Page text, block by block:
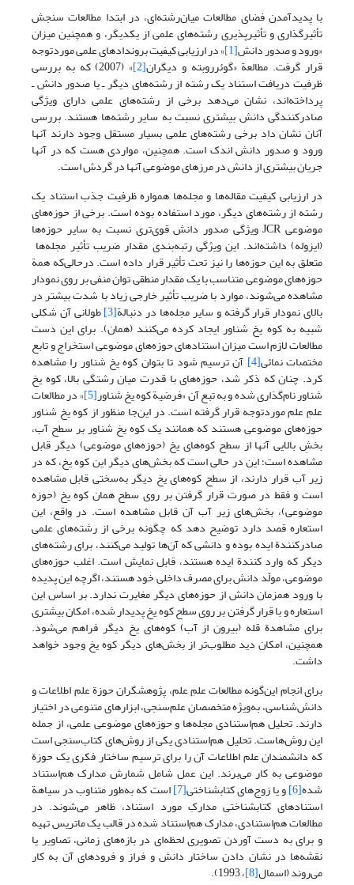
با پدیدآمدن فضای مطالعات میان‌رشته‌ای، در ابتدا مطالعات سنجش
تأثیرگذاری و تأثیرپذیری رشته‌های علمی از یکدیگر، و همچنین میزان
«ورود و صدور دانش[1] » در ارزیابی کیفیت بروندادهای علمی موردتوجه
قرار گرفت. مطالعة «گوئرروبته و دیگران[2] » (2007) که به بررسی
ظرفیت دریافت استناد یک رشته از رشته‌های دیگر ـ یا صدور دانش ـ
پرداخته‌اند، نشان می‌دهد برخی از رشته‌های علمی دارای ویژگی
صادرکنندگی دانش بیشتری نسبت به سایر رشته‌ها هستند. بررسی
آنان نشان داد برخی رشته‌های علمی بسیار مستقل وجود دارند آنها
ورود و صدور دانش اندک است. همچنین، مواردی هست که در آنها
جریان بیشتری از دانش در مرزهای موضوعی آنها در گردش است.
در ارزیابی کیفیت مقاله‌ها و مجله‌ها همواره ظرفیت جذب استناد یک
رشته از رشته‌های دیگر، مورد استفاده بوده است. برخی از حوزه‌های
موضوعی JCR ویژگی صدور دانش قوی‌تری نسبت به سایر حوزه‌ها
(ایزوله) داشته‌اند. این ویژگی رتبه‌بندی مقدار ضریب تأثیر مجله‌ها
متعلق به این حوزه‌ها را نیز تحت تأثیر قرار داده است. درحالی‌که همة
حوزه‌های موضوعی متناسب با یک مقدار منطقی توان منفی بر روی نمودار
مشاهده می‌شوند، موارد با ضریب تأثیر خارجی زیاد با شدت بیشتر در
بالای نمودار قرار گرفته و سایر مجله‌ها در دنبالة[3] طولانی آن شکلی
شبیه به کوه یخ شناور ایجاد کرده می‌کنند (همان). برای این دست
مطالعات لازم است میزان استنادهای حوزه‌های موضوعی استخراج و تابع
مختصات نمائی[4] آن ترسیم شود تا بتوان کوه یخ شناور را مشاهده
کرد. چنان که ذکر شد، حوزه‌های با قدرت میان رشتگی بالا، کوه یخ
شناور نام‌گذاری شده و به تبع آن «فرضیة کوه یخ شناور[5] » در مطالعات
علمِ علم موردتوجه قرار گرفته است. در این‌جا منظور از کوه یخ شناور
حوزه‌های موضوعی هستند که همانند یک کوه یخ شناور بر سطح آب،
بخشِ بالایی آنها از سطح کوه‌های یخ (حوزه‌های موضوعی) دیگر قابل
مشاهده است؛ این در حالی است که بخش‌های دیگر این کوه یخ، که در
زیر آب قرار دارند، از سطح کوه‌های یخ دیگر به‌سختی قابل مشاهده
است و فقط در صورت قرار گرفتن بر روی سطح همان کوه یخ (حوزه
موضوعی)، بخش‌های زیر آب آن قابل مشاهده است. در واقع، این
استعاره قصد دارد توضیح دهد که چگونه برخی از رشته‌های علمی
صادرکنندة ایده بوده و دانشی که آن‌ها تولید می‌کنند، برای رشته‌های
دیگر که وارد کنندة ایده هستند، قابل نمایش است. اغلب حوزه‌های
موضوعی، مولّد دانش برای مصرف داخلی خود هستند، اگرچه این پدیده
با ورود همزمان دانش از حوزه‌های دیگر مغایرت ندارد. بر اساس این
استعاره و با قرار گرفتن بر روی سطح کوه یخ پدیدار شده، امکان بیشتری
برای مشاهدة قله (بیرون از آب) کوه‌های یخ دیگر فراهم می‌شود.
همچنین، امکان دید مطلوب‌تر از بخش‌های دیگر کوه یخ وجود خواهد
داشت.
برای انجام این‌گونه مطالعات علمِ علم، پژوهشگران حوزة علم اطلاعات و
دانش‌شناسی، به‌ویژه متخصصان علم‌سنجی، ابزارهای متنوعی در اختیار
دارند. تحلیل هم‌استنادی مجله‌ها و حوزه‌های موضوعی علمی، از جمله
این روش‌هاست. تحلیل هم‌استنادی یکی از روش‌های کتاب‌سنجی است
که دانشمندان علم اطلاعات آن را برای ترسیم ساختار فکری یک حوزة
موضوعی به کار می‌برند. این عمل شامل شمارش مدارک هم‌استناد
شده[6] و یا زوج‌های کتابشناختی[7] است که به‌طور متناوب در سیاهة
استنادهای کتابشناختیِ مدارکِ مورد استناد، ظاهر می‌شوند. در
مطالعات هم‌استنادی، مدارک هم‌استناد شده در قالب یک ماتریس تهیه
و برای به دست آوردن تصویری لحظه‌ای در بازه‌های زمانی، تصاویر یا
نقشه‌ها در نشان دادن ساختار دانش و فراز و فرودهای آن به کار
می‌روند (اسمال[8] ، 1993).